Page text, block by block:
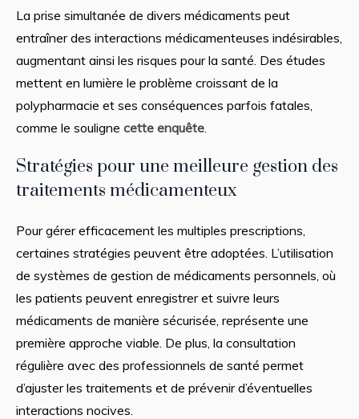
La prise simultanée de divers médicaments peut
entraîner des interactions médicamenteuses indésirables,
augmentant ainsi les risques pour la santé. Des études
mettent en lumière le problème croissant de la
polypharmacie et ses conséquences parfois fatales,
comme le souligne cette enquête
Stratégies pour une meilleure gestion des
traitements médicamenteux
Pour gérer efficacement les multiples prescriptions,
certaines stratégies peuvent être adoptées. L’utilisation
de systèmes de gestion de médicaments personnels, où
les patients peuvent enregistrer et suivre leurs
médicaments de manière sécurisée, représente une
première approche viable. De plus, la consultation
régulière avec des professionnels de santé permet
d’ajuster les traitements et de prévenir d’éventuelles
interactions nocives.